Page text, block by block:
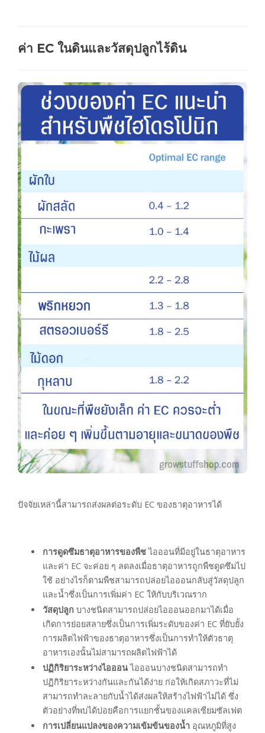
ค่า EC ในดินและวัสดุปลูกไร้ดิน
ปัจจัยเหล่านี้สามารถส่งผลต่อระดับ EC ของธาตุอาหารได้
การดูดซึมธาตุอาหารของพืชไอออนที่มีอยู่ในธาตุอาหาร
และค่า EC จะค่อย ๆ ลดลงเมื่อธาตุอาหารถูกพืชดูดซึมไป
ใช้ อย่างไรก็ตามพืชสามารถปล่อยไอออนกลับสู่วัสดุปลูก
และน้ำซึ่งเป็นการเพิ่มค่า EC ให้กับบริเวณราก
วัสดุปลูก บางชนิดสามารถปล่อยไอออนออกมาได้เมื่อ
เกิดการย่อยสลายซึ่งเป็นการเพิ่มระดับของค่า EC ที่ยับยั้ง
การผลิตไฟฟ้าของธาตุอาหารซึ่งเป็นการทำให้ตัวธาตุ
อาหารเองนั้นไม่สามารถผลิตไฟฟ้าได้
ปฏิกิริยาระหว่างไอออนไอออนบางชนิดสามารถทำ
ปฏิกิริยาระหว่างกันและกันได้ง่าย ก่อให้เกิดสภาวะที่ไม่
สามารถทำละลายกับน้ำได้ส่งผลให้สร้างไฟฟ้าไม่ได้ ซึ่ง
ตัวอย่างที่พบได้บ่อยคือการแยกชั้นของแคลเซียมซัลเฟต
การเปลี่ยนแปลงของความเข้มข้นของน้ำ อุณหภูมิที่สูง